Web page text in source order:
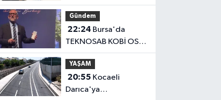
Erdoğan, Suudi
Arabistan yolcusu
Gündem
22:24
TEKNOSAB KOBİ OSB
tanıtıldı... Bursa'nın
kalkınma
yolculuğunda yeni
dönem
YAŞAM
20:55
Darıca'ya